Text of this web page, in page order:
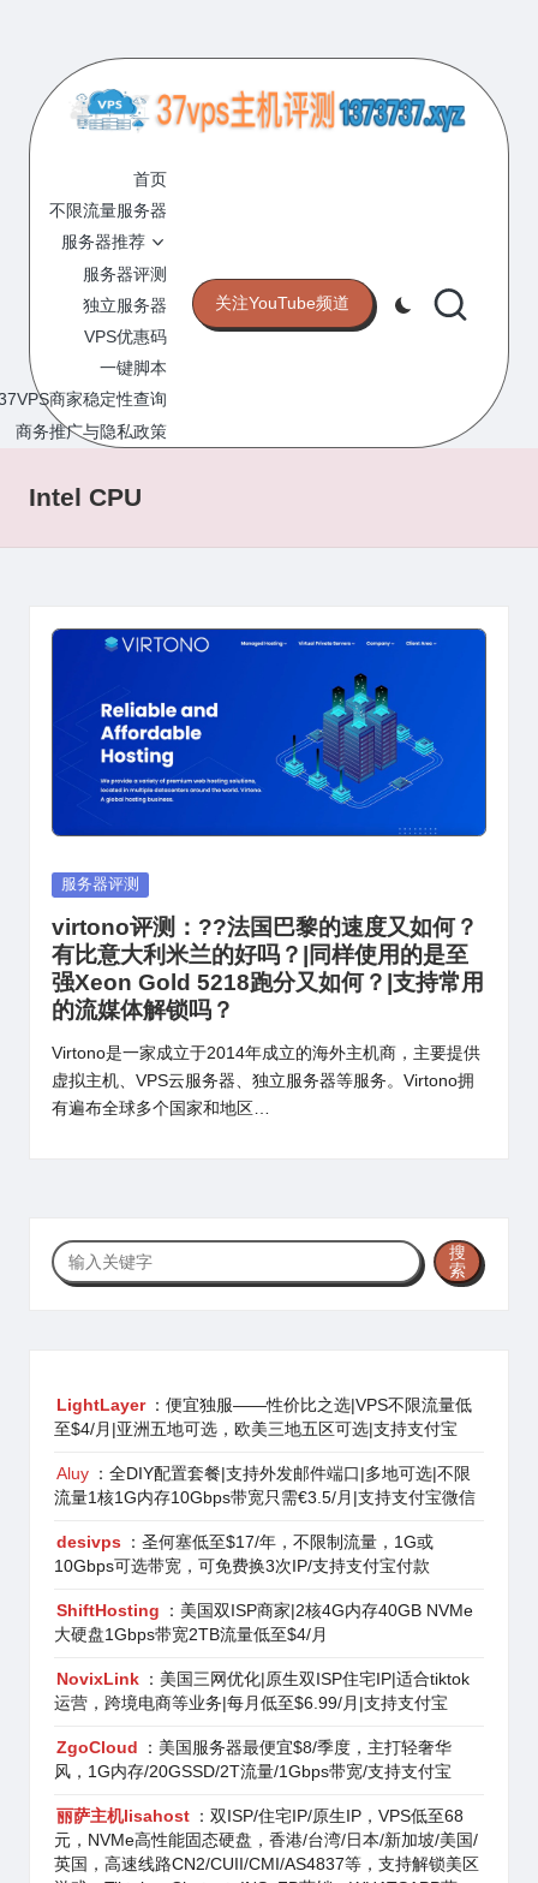
content
7
V
P
S
主
机
评
测
的
VPS
网
站
首页
不限流量服务器
服务器推荐
服务器评测
独立服务器
VPS优惠码
一键脚本
商家稳定性查询
商务推广与隐私政策
关注YouTube频道
Intel CPU
Posted
服务器评测
virtono评测：??法国巴黎的速度又如何？
有比意大利米兰的好吗？|同样使用的是至
强Xeon Gold 5218跑分又如何？|支持常用
的流媒体解锁吗？
Virtono是一家成立于2014年成立的海外主机商，主要提供
虚拟主机、VPS云服务器、独立服务器等服务。Virtono拥
有遍布全球多个国家和地区…
搜
索
搜
索
LightLayer ：便宜独服——性价比之选|VPS不限流量低
至$4/月|亚洲五地可选，欧美三地五区可选|支持支付宝
Aluy ：全DIY配置套餐|支持外发邮件端口|多地可选|不限
流量1核1G内存10Gbps带宽只需€3.5/月|支持支付宝微信
desivps
：圣何塞低至$17/年，不限制流量，1G或
10Gbps可选带宽，可免费换3次IP/支持支付宝付款
ShiftHosting
：美国双ISP商家|2核4G内存40GB NVMe
大硬盘1Gbps带宽2TB流量低至$4/月
NovixLink ：美国三网优化|原生双ISP住宅IP|适合tiktok
运营，跨境电商等业务|每月低至$6.99/月|支持支付宝
ZgoCloud
：美国服务器最便宜$8/季度，主打轻奢华
风，1G内存/20GSSD/2T流量/1Gbps带宽/支持支付宝
丽萨主机lisahost ：双ISP/住宅IP/原生IP，VPS低至68
元，NVMe高性能固态硬盘，香港/台湾/日本/新加坡/美国/
英国，高速线路CN2/CUII/CMI/AS4837等，支持解锁美区